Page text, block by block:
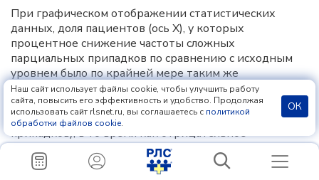
При графическом отображении статистических
данных, доля пациентов (ось X), у которых
процентное снижение частоты сложных
парциальных припадков по сравнению с исходным
уровнем было по крайней мере таким же
значительным, как и показатели по оси Y, при
монотерапии. Положительное процентное снижение
указывает на улучшение (т.е. на снижение частоты
припадков), в то время как отрицательное
процентное снижение указывает на ухудшение.
Таким образом, при таком отображении кривая
Наш сайт использует файлы cookie, чтобы улучшить работу
сайта, повысить его эффективность и удобство. Продолжая
использовать сайт rlsnet.ru, вы соглашаетесь с политикой
обработки файлов cookie.
ОК